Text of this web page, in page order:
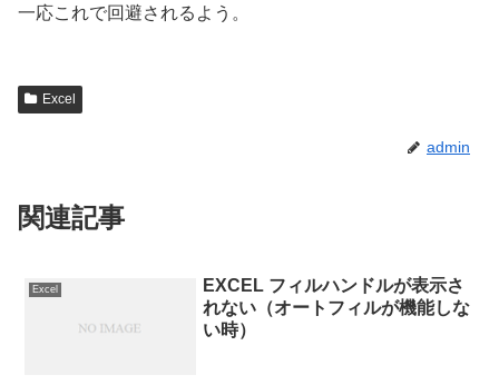
一応これで回避されるよう。
Excel
admin
関連記事
Excel
EXCEL フィルハンドルが表示さ
れない（オートフィルが機能しな
い時）